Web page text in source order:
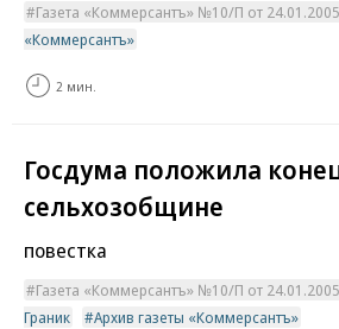
Газета «Коммерсантъ» №10/П от
«Коммерсантъ»
2 мин.
Госдума положила
сельхозобщине
повестка
Газета «Коммерсантъ» №10/П от
Граник
Архив газеты «Коммерсантъ»